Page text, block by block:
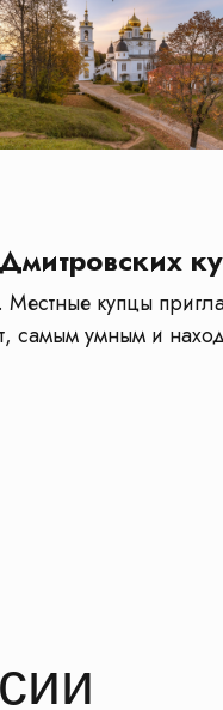
купцы
самым умным и